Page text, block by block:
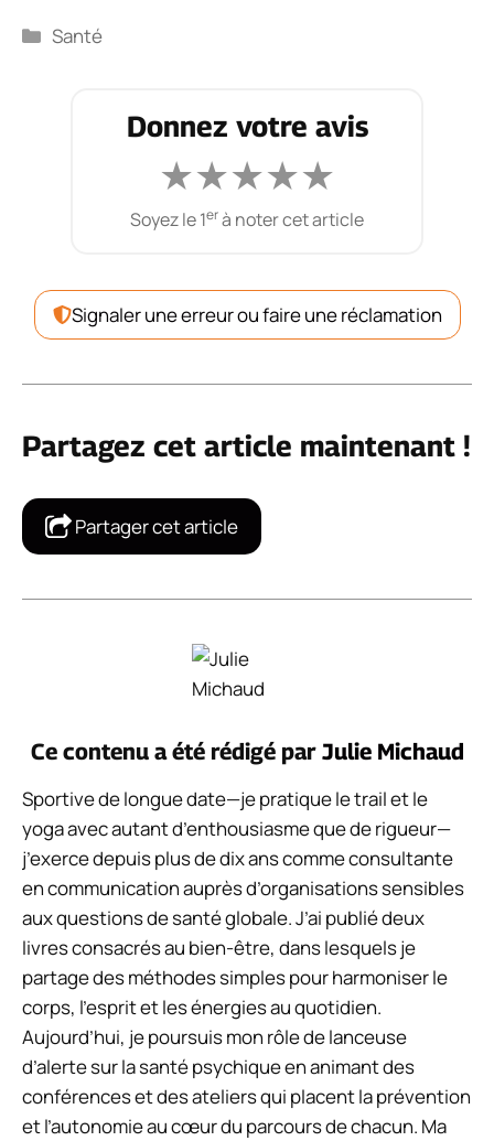
Catégories
Santé
Donnez votre avis
★★★★★
Soyez le 1erà noter cet article
Signaler une erreur ou faire une réclamation
Partagez cet article maintenant !
Partager cet article
Ce contenu a été rédigé par Julie Michaud
Sportive de longue date—je pratique le trail et le
yoga avec autant d’enthousiasme que de rigueur—
j’exerce depuis plus de dix ans comme consultante
en communication auprès d’organisations sensibles
aux questions de santé globale. J’ai publié deux
livres consacrés au bien-être, dans lesquels je
partage des méthodes simples pour harmoniser le
corps, l’esprit et les énergies au quotidien.
Aujourd’hui, je poursuis mon rôle de lanceuse
d’alerte sur la santé psychique en animant des
conférences et des ateliers qui placent la prévention
et l’autonomie au cœur du parcours de chacun. Ma